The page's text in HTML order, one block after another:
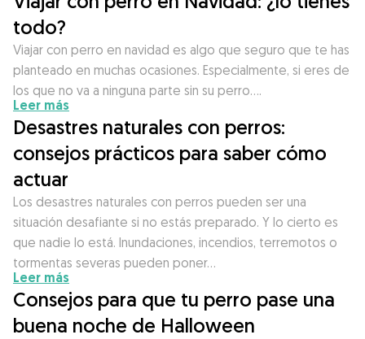
todo?
Viajar con perro en navidad es algo que seguro que te has
planteado en muchas ocasiones. Especialmente, si eres de
los que no va a ninguna parte sin su perro….
Leer más
Desastres naturales con perros:
consejos prácticos para saber cómo
actuar
Los desastres naturales con perros pueden ser una
situación desafiante si no estás preparado. Y lo cierto es
que nadie lo está. Inundaciones, incendios, terremotos o
tormentas severas pueden poner…
Leer más
Consejos para que tu perro pase una
buena noche de Halloween